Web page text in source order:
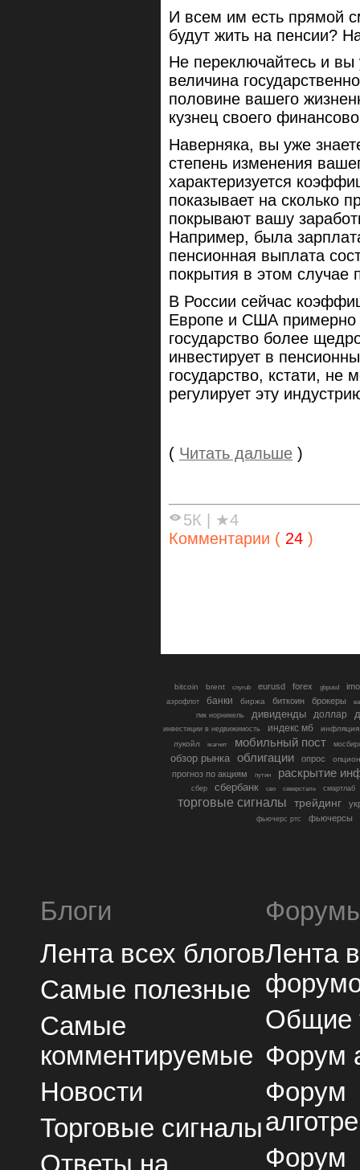
И всем им есть прямой
будут жить на пенсии?
Не переключайтесь и вы
величина
половине вашего
кузнец своего
Наверняка, вы уже
степень изменения
характеризуется
показывает на сколько
покрывают вашу
Например, была
пенсионная выплата
покрытия в этом случае
В России сейчас
Европе и США примерно
государство более
инвестирует в
государство, кстати,
регулирует эту
( Читать дальше )
5К
★4
Комментарии ( 24 )
bitcoin brent cnyrub eurusd forex gbpusd
аэрофлот банки биржа биткоин брокеры
гмк норникель
дивиденды доллар
инвестиции в недвижимость индекс мб
инфляция
лукойл
магнит мобильный пост
обзор рынка облигации опрос
прогноз по акциям путин раскрытие
сбер сбербанк сво северсталь смартлаб
торговые сигналы трейдинг
фьючерс ртс фьючерсы
Блоги
Лента всех блогов
Самые полезные
Самые
комментируемые
Новости
Торговые сигналы
Лента
Общие
Форум
Форум
Форум